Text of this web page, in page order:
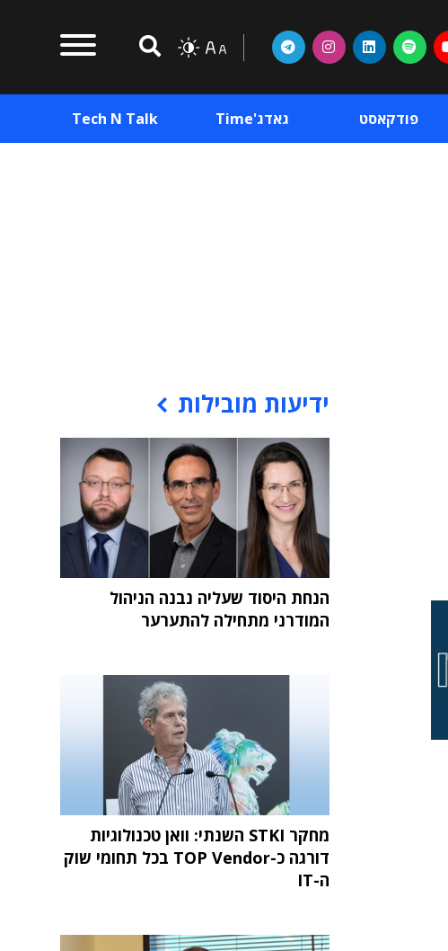
פודקאסט גאדג'Time Tech N Talk
ידיעות מובילות
הנחת היסוד שעליה נבנה הניהול
המודרני מתחילה להתערער
מחקר STKI השנתי: וואן טכנולוגיות
דורגה כ-TOP Vendor בכל תחומי שוק
ה-IT